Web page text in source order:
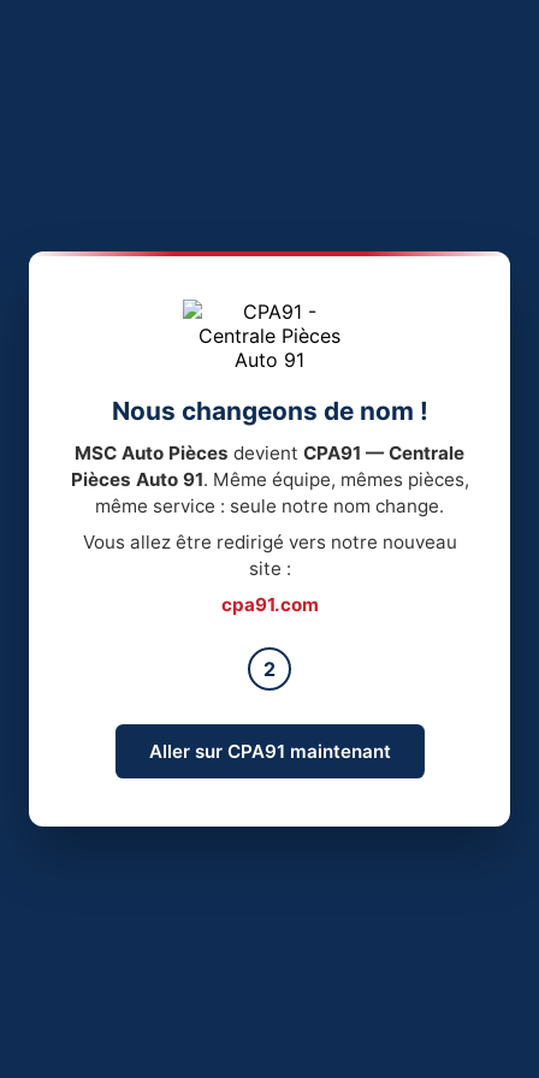
Nous changeons de nom !
MSC Auto Pièces devient CPA91 — Centrale
Pièces Auto 91. Même équipe, mêmes pièces,
même service : seule notre nom change.
Vous allez être redirigé vers notre nouveau
site :
cpa91.com
2
Aller sur CPA91 maintenant